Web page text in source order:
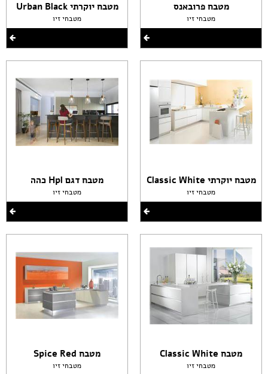
מטבח פרובאנס
מטבחי זיו
מטבח יוקרתי Classic White
מטבחי זיו
מטבח Classic White
מטבחי זיו
מטבח יוקרתי Urban Black
מטבחי זיו
מטבח דגם Hpl כהה
מטבחי זיו
מטבח Spice Red
מטבחי זיו